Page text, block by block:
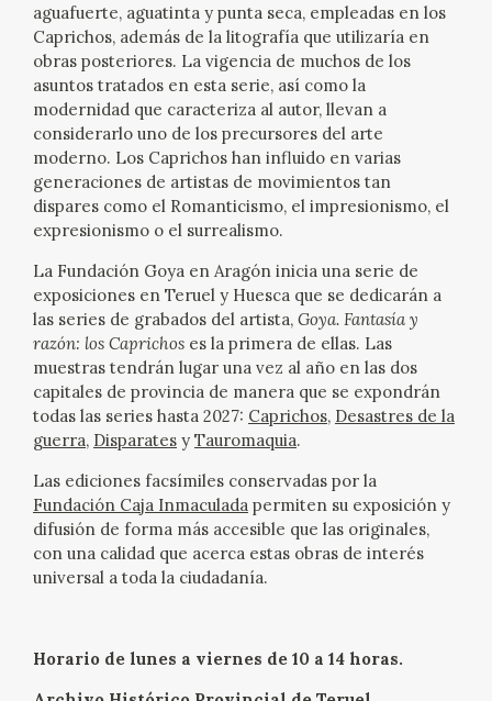
PUBLICACIONES
TIENDA ONLINE
EDUCA
CEDEA
RECURSOS EDUCATIVOS
FICHAS ARASAAC
aguafuerte, aguatinta y punta seca, empleadas en los
Caprichos, además de la litografía que utilizaría en
obras posteriores. La vigencia de muchos de los
asuntos tratados en esta serie, así como la
modernidad que caracteriza al autor, llevan a
considerarlo uno de los precursores del arte
moderno. Los Caprichos han influido en varias
generaciones de artistas de movimientos tan
dispares como el Romanticismo, el impresionismo, el
expresionismo o el surrealismo.
La Fundación Goya en Aragón inicia una serie de
exposiciones en Teruel y Huesca que se dedicarán a
las series de grabados del artista, Goya. Fantasía y
razón: los Caprichos es la primera de ellas. Las
muestras tendrán lugar una vez al año en las dos
capitales de provincia de manera que se expondrán
todas las series hasta 2027: Caprichos, Desastres de la
guerra, Disparates y Tauromaquia.
Las ediciones facsímiles conservadas por la
Fundación Caja Inmaculada permiten su exposición y
difusión de forma más accesible que las originales,
con una calidad que acerca estas obras de interés
universal a toda la ciudadanía.
Horario de lunes a viernes de 10 a 14 horas.